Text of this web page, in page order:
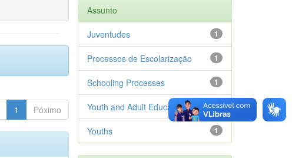
1 Póximo
Assunto
1
Juventudes
1
Processos de Escolarização
1
Schooling Processes
1
Youth and Adult Education
1
Youths